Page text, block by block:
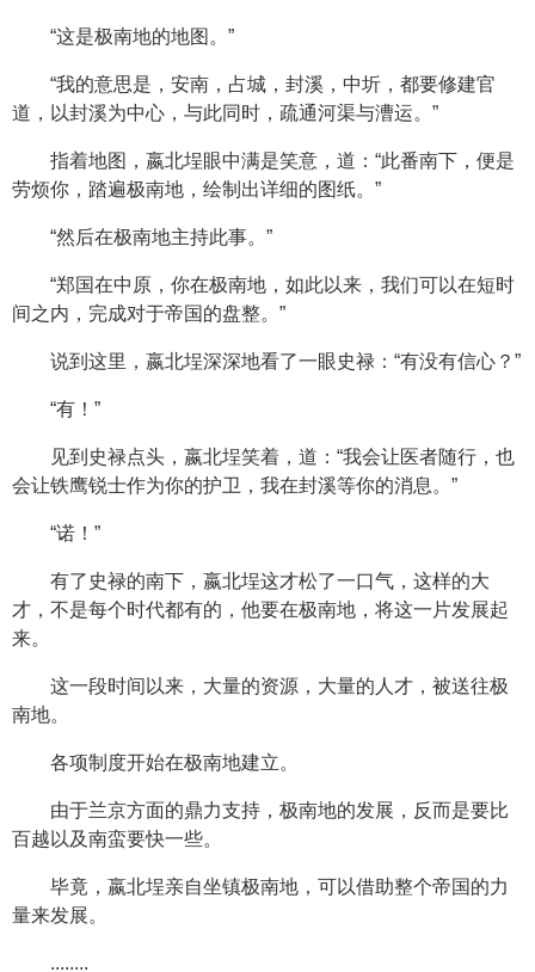
“这是极南地的地图。”
“我的意思是，安南，占城，封溪，中圻，都要修建官
道，以封溪为中心，与此同时，疏通河渠与漕运。”
指着地图，嬴北埕眼中满是笑意，道：“此番南下，便是
劳烦你，踏遍极南地，绘制出详细的图纸。”
“然后在极南地主持此事。”
“郑国在中原，你在极南地，如此以来，我们可以在短时
间之内，完成对于帝国的盘整。”
说到这里，嬴北埕深深地看了一眼史禄：“有没有信心？”
“有！”
见到史禄点头，嬴北埕笑着，道：“我会让医者随行，也
会让铁鹰锐士作为你的护卫，我在封溪等你的消息。”
“诺！”
有了史禄的南下，嬴北埕这才松了一口气，这样的大
才，不是每个时代都有的，他要在极南地，将这一片发展起
来。
这一段时间以来，大量的资源，大量的人才，被送往极
南地。
各项制度开始在极南地建立。
由于兰京方面的鼎力支持，极南地的发展，反而是要比
百越以及南蛮要快一些。
毕竟，嬴北埕亲自坐镇极南地，可以借助整个帝国的力
量来发展。
........